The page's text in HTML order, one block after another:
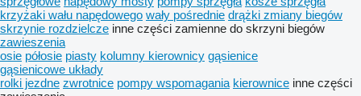
krzyżaki wału napędowego wały pośrednie drążki zmiany biegów
skrzynie rozdzielcze inne części zamienne do skrzyni biegów
zawieszenia
osie półosie piasty kolumny kierownicy gąsienice
gąsienicowe układy
rolki jezdne zwrotnice pompy wspomagania kierownice inne części